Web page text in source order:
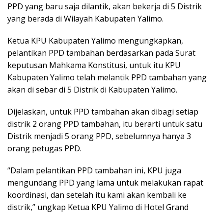
PPD yang baru saja dilantik, akan bekerja di 5 Distrik
yang berada di Wilayah Kabupaten Yalimo.
Ketua KPU Kabupaten Yalimo mengungkapkan,
pelantikan PPD tambahan berdasarkan pada Surat
keputusan Mahkama Konstitusi, untuk itu KPU
Kabupaten Yalimo telah melantik PPD tambahan yang
akan di sebar di 5 Distrik di Kabupaten Yalimo.
Dijelaskan, untuk PPD tambahan akan dibagi setiap
distrik 2 orang PPD tambahan, itu berarti untuk satu
Distrik menjadi 5 orang PPD, sebelumnya hanya 3
orang petugas PPD.
“Dalam pelantikan PPD tambahan ini, KPU juga
mengundang PPD yang lama untuk melakukan rapat
koordinasi, dan setelah itu kami akan kembali ke
distrik,” ungkap Ketua KPU Yalimo di Hotel Grand